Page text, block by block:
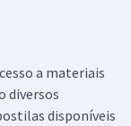
a materiais
diversos
disponíveis